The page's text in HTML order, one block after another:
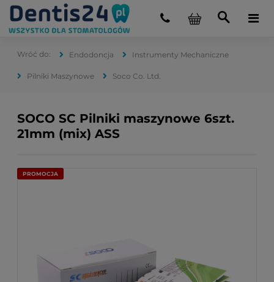
Endodoncja Instrumenty Mechaniczne
Pilniki Maszynowe Soco Co. Ltd.
SOCO SC Pilniki maszynowe 6szt.
21mm (mix) ASS
PROMOCJA